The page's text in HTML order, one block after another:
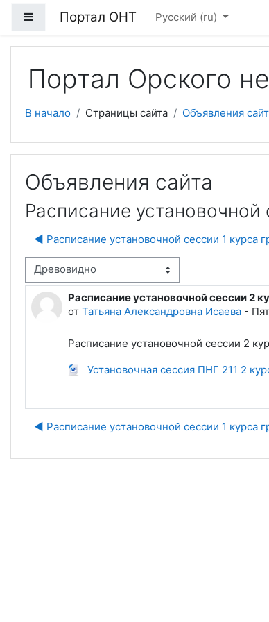
Боковая панель
Портал ОНТ Русский ‎(ru)‎
Портал Орского
В начало Страницы сайта Объявления
Объявления сайта
Расписание
◀︎ Расписание установочной сессии 1 курса
отображения
Расписание установочной сессии 2
от Татьяна Александровна Исаева -
Количество ответов: 0
Расписание установочной сессии 2
Установочная сессия ПНГ 211 2
◀︎ Расписание установочной сессии 1 курса